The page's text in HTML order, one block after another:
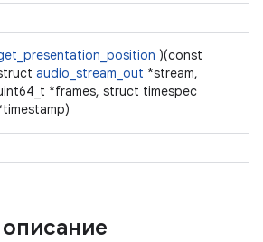
)(const
audio_stream_out *stream,
*frames, struct timespec